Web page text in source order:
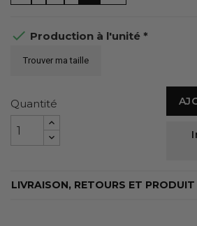
 Production à l'unité *
Trouver ma taille
Quantité
LIVRAISON, RETOURS ET